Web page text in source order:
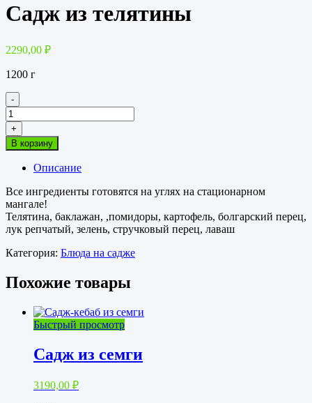
Садж из телятины
2290,00 ₽
1200 г
-
Количество
товара
Садж
из
телятины
+
В корзину
Описание
Все ингредиенты готовятся на углях на стационарном
мангале!
Телятина, баклажан, ,помидоры, картофель, болгарский перец,
лук репчатый, зелень, стручковый перец, лаваш
Категория: Блюда на садже
Похожие товары
Быстрый просмотр
Садж из семги
3190,00 ₽